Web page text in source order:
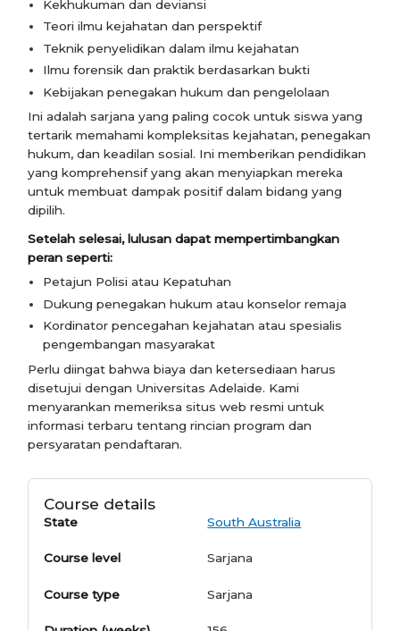
Kekhukuman dan deviansi
Teori ilmu kejahatan dan perspektif
Teknik penyelidikan dalam ilmu kejahatan
Ilmu forensik dan praktik berdasarkan bukti
Kebijakan penegakan hukum dan pengelolaan
Ini adalah sarjana yang paling cocok untuk siswa yang
tertarik memahami kompleksitas kejahatan, penegakan
hukum, dan keadilan sosial. Ini memberikan pendidikan
yang komprehensif yang akan menyiapkan mereka
untuk membuat dampak positif dalam bidang yang
dipilih.
Setelah selesai, lulusan dapat mempertimbangkan
peran seperti:
Petajun Polisi atau Kepatuhan
Dukung penegakan hukum atau konselor remaja
Kordinator pencegahan kejahatan atau spesialis
pengembangan masyarakat
Perlu diingat bahwa biaya dan ketersediaan harus
disetujui dengan Universitas Adelaide. Kami
menyarankan memeriksa situs web resmi untuk
informasi terbaru tentang rincian program dan
persyaratan pendaftaran.
Course details
State South Australia
Course level Sarjana
Course type Sarjana